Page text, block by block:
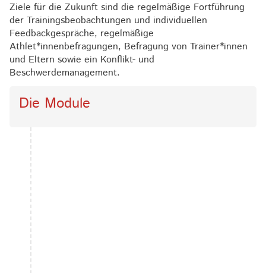
Ziele für die Zukunft sind die regelmäßige Fortführung
der Trainingsbeobachtungen und individuellen
Feedbackgespräche, regelmäßige
Athlet*innenbefragungen, Befragung von Trainer*innen
und Eltern sowie ein Konflikt- und
Beschwerdemanagement.
Die Module